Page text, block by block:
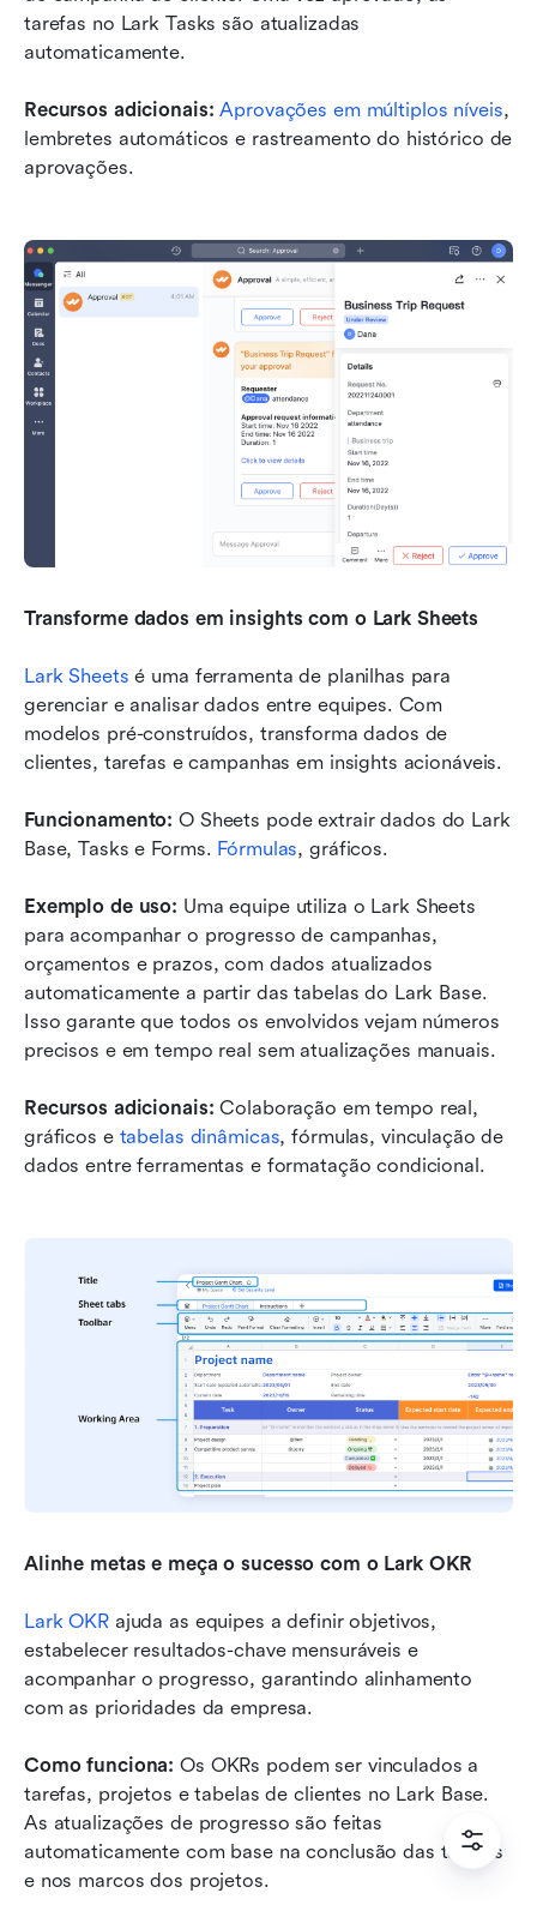
tarefas no Lark Tasks são atualizadas
automaticamente.
Recursos adicionais: Aprovações em múltiplos níveis,
lembretes automáticos e rastreamento do histórico de
aprovações.
Transforme dados em insights com o Lark Sheets
Lark Sheets é uma ferramenta de planilhas para
gerenciar e analisar dados entre equipes. Com
modelos pré-construídos, transforma dados de
clientes, tarefas e campanhas em insights acionáveis.
Funcionamento: O Sheets pode extrair dados do Lark
Base, Tasks e Forms. Fórmulas, gráficos.
Exemplo de uso: Uma equipe utiliza o Lark Sheets
para acompanhar o progresso de campanhas,
orçamentos e prazos, com dados atualizados
automaticamente a partir das tabelas do Lark Base.
Isso garante que todos os envolvidos vejam números
precisos e em tempo real sem atualizações manuais.
Recursos adicionais: Colaboração em tempo real,
gráficos e tabelas dinâmicas, fórmulas, vinculação de
dados entre ferramentas e formatação condicional.
Alinhe metas e meça o sucesso com o Lark OKR
Lark OKR ajuda as equipes a definir objetivos,
estabelecer resultados-chave mensuráveis e
acompanhar o progresso, garantindo alinhamento
com as prioridades da empresa.
Como funciona: Os OKRs podem ser vinculados a
tarefas, projetos e tabelas de clientes no Lark Base.
As atualizações de progresso são feitas
automaticamente com base na conclusão das tarefas
e nos marcos dos projetos.